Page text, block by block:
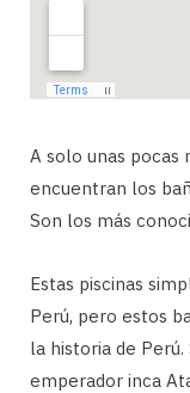
A solo unas pocas
encuentran los
Son los más
Estas piscinas
Perú, pero estos
la historia de
emperador inca